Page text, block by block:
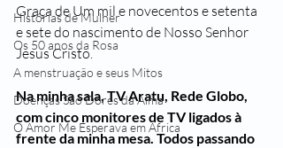
Histórias de Mulher
Os 50 anos da Rosa
A menstruação e seus Mitos
Doenças São Dores da Alma
O Amor Me Esperava em África
Graça de Um mil e novecentos e setenta
e sete do nascimento de Nosso Senhor
Jesus Cristo.
Na minha sala, TV Aratu, Rede Globo,
com cinco monitores de TV ligados à
frente da minha mesa. Todos passando